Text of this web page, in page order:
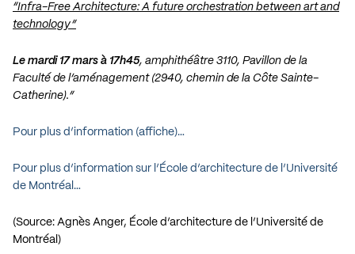
“Infra-Free Architecture: A future orchestration between art and
technology”
Le mardi 17 mars à 17h45, amphithéâtre 3110, Pavillon de la
Faculté de l’aménagement (2940, chemin de la Côte Sainte-
Catherine).”
Pour plus d’information (affiche)…
Pour plus d’information sur l’École d’architecture de l’Université
de Montréal…
(Source: Agnès Anger, École d’architecture de l’Université de
Montréal)